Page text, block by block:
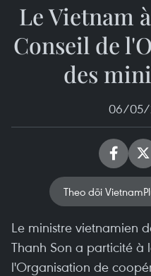
Le Vietnam
Conseil de
des
06/05/
Theo dõi
Le ministre vietnamien
Thanh Son a particité à
l'Organisation de